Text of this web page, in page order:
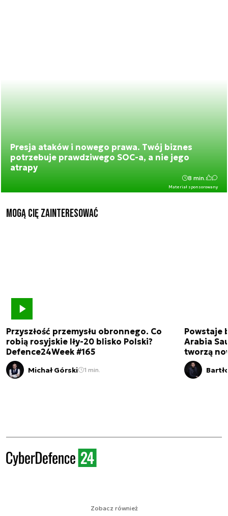
Presja ataków i nowego prawa. Twój biznes
potrzebuje prawdziwego SOC-a, a nie jego
atrapy
Materiał sponsorowany
8 min.
Mogą Cię zainteresować
Przyszłość przemysłu obronnego. Co
robią rosyjskie Iły-20 blisko Polski?
Defence24Week #165
Michał Górski 1 min.
Powstaje
Arabia
tworzą
Zobacz również